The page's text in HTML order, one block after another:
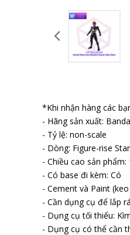
*Khi nhận hàng các
- Hãng sản xuất:
- Tỷ lệ: non-scale
- Dòng: Figure-rise
- Chiều cao sản phẩm:
- Có base đi kèm: Có
- Cement và Paint
- Cần dụng cụ để lắp
- Dụng cụ tối thiểu:
- Dụng cụ có thể cần